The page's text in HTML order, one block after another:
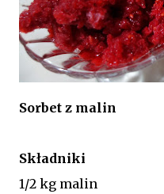
Sorbet z malin
Składniki
1/2 kg malin